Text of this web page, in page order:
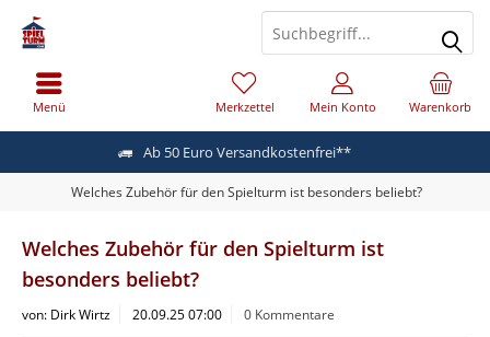
Ab 50 Euro Versandkostenfrei**
Menü Warenkorb
Merkzettel Mein Konto
Welches Zubehör für den Spielturm ist besonders beliebt?
Welches Zubehör für den Spielturm ist
besonders beliebt?
von: Dirk Wirtz 20.09.25 07:00 0 Kommentare